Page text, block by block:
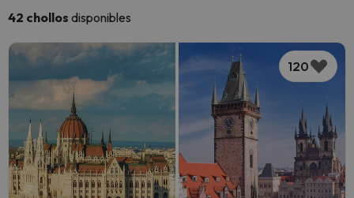
42 chollos disponibles
120